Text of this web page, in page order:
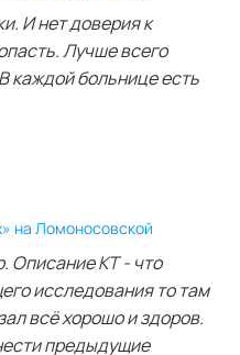
И нет доверия к
Лучше всего
каждой больнице есть
на Ломоносовской
Описание КТ - что
исследования то там
всё хорошо и здоров.
предыдущие